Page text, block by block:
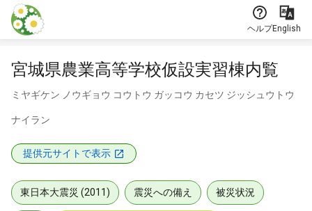
本文に飛ぶ
ヘルプEnglish
宮城県農業高等学校仮設実習棟内覧
ミヤギケン ノウギョウ コウトウ ガッコウ カセツ ジッシュウトウ
ナイラン
提供元サイトで表示
東日本大震災 (2011) 震災への備え 被災状況